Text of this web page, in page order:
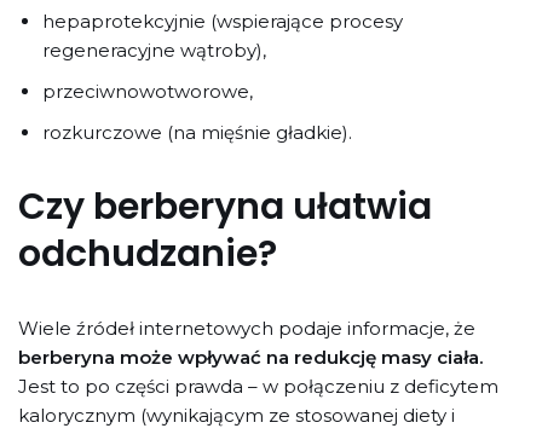
hepaprotekcyjnie (wspierające procesy
regeneracyjne wątroby),
przeciwnowotworowe,
rozkurczowe (na mięśnie gładkie).
Czy berberyna ułatwia
odchudzanie?
Wiele źródeł internetowych podaje informacje, że
berberyna może wpływać na redukcję masy ciała.
Jest to po części prawda – w połączeniu z deficytem
kalorycznym (wynikającym ze stosowanej diety i